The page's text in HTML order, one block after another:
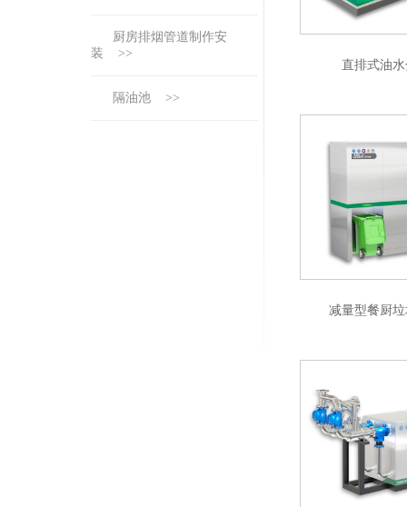
厨房排烟管道制作安
装 >>
隔油池 >>
直排式油
减量型餐厨